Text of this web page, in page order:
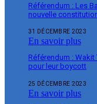
Référendum : Les
nouvelle
31 DÉCEMBRE 2023
En savoir plus
Référendum :
pour leur boycott
25 DÉCEMBRE 2023
En savoir plus